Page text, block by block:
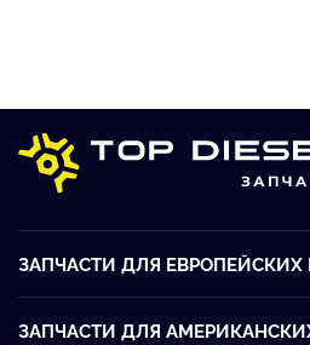
ЗАПЧАСТИ ДЛЯ ЕВРОПЕЙСКИХ
ЗАПЧАСТИ ДЛЯ